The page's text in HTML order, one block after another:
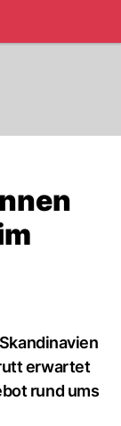
erwartet
rund ums